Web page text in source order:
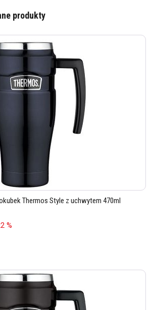
produkty
Thermos Style z uchwytem 470ml
%